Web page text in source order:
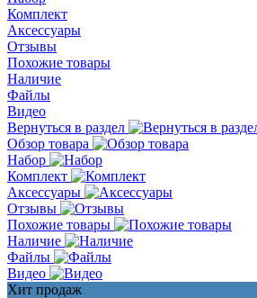
Комплект
Аксессуары
Отзывы
Похожие товары
Наличие
Файлы
Видео
Вернуться в раздел
Обзор товара
Набор
Комплект
Аксессуары
Отзывы
Похожие товары
Наличие
Файлы
Видео
Хит продаж